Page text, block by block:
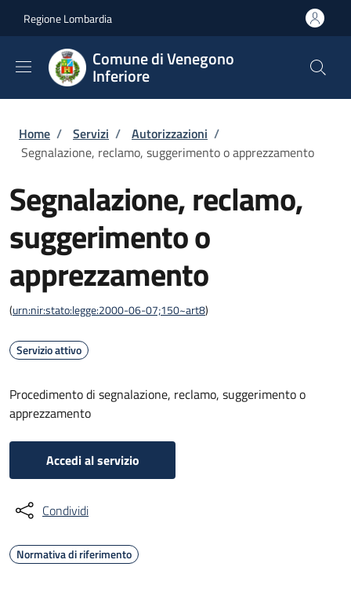
Regione Lombardia
Comune di Venegono
Inferiore
Briciole di pane
Home / Servizi / Autorizzazioni /
Segnalazione, reclamo, suggerimento o apprezzamento
Segnalazione, reclamo,
suggerimento o
apprezzamento
(urn:nir:stato:legge:2000-06-07;150~art8)
Servizio attivo
Procedimento di segnalazione, reclamo, suggerimento o
apprezzamento
Accedi al servizio
Condividi
Normativa di riferimento